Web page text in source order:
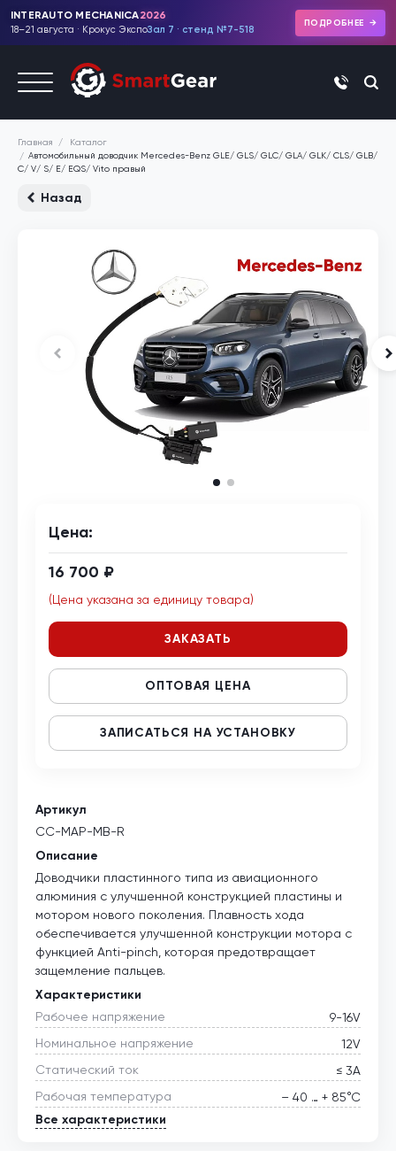
INTERAUTO MECHANICA2026
18–21 августа · Крокус ЭкспоЗал 7 · стенд №7-518
ПОДРОБНЕЕ
+7 (495)
Главная
Каталог
Автомобильный доводчик Mercedes-Benz GLE/ GLS/ GLC/ GLA/ GLK/ CLS/ GLB/
C/ V/ S/ E/ EQS/ Vito правый
Назад
Артикул
CC-MAP-MB-R
Описание
Доводчики пластинного типа из авиационного
алюминия с улучшенной конструкцией пластины и
мотором нового поколения. Плавность хода
обеспечивается улучшенной конструкции мотора с
функцией Anti-pinch, которая предотвращает
защемление пальцев.
Характеристики
Рабочее напряжение
9-16V
Номинальное напряжение
12V
Статический ток
≤ 3А
Рабочая температура
– 40 … + 85°С
Все характеристики
Цена:
16 700 ₽
(Цена указана за единицу товара)
ЗАКАЗАТЬ
ОПТОВАЯ ЦЕНА
ЗАПИСАТЬСЯ НА УСТАНОВКУ